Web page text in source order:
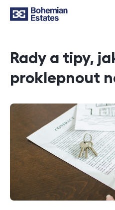
Rady a tipy,
proklepnout